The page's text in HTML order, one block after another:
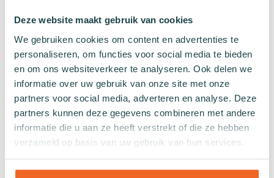
Deze website maakt gebruik van cookies
We gebruiken cookies om content en advertenties te
personaliseren, om functies voor social media te bieden
en om ons websiteverkeer te analyseren. Ook delen we
informatie over uw gebruik van onze site met onze
partners voor social media, adverteren en analyse. Deze
partners kunnen deze gegevens combineren met andere
informatie die u aan ze heeft verstrekt of die ze hebben
verzameld op basis van uw gebruik van hun services.
Colours
Colourful socks
White socks
Black socks
Grey socks
Yellow socks
Green socks